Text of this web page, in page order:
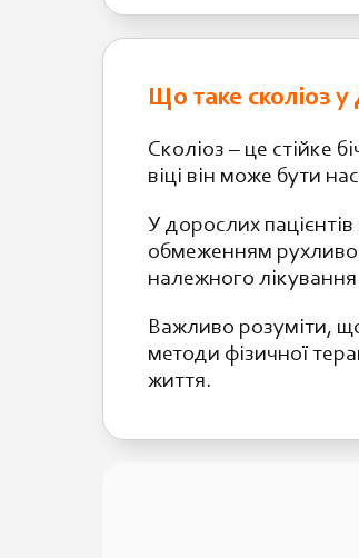
Що таке сколіоз у
Сколіоз – це стійке
віці він може бути
У дорослих
обмеженням
належного
Важливо розуміти,
методи фізичної
життя.